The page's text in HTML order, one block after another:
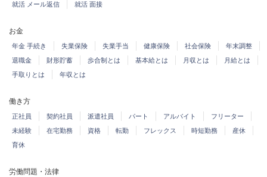
就活 メール返信
就活 面接
お金
年金 手続き 失業保険 失業手当 健康保険 社会保険
年末調整
退職金
財形貯蓄 歩合制とは 基本給とは 月収とは
月給とは
手取りとは
年収とは
働き方
正社員 契約社員 派遣社員 パート アルバイト
フリーター
未経験
在宅勤務 資格 転勤 フレックス 時短勤務
産休
育休
労働問題・法律